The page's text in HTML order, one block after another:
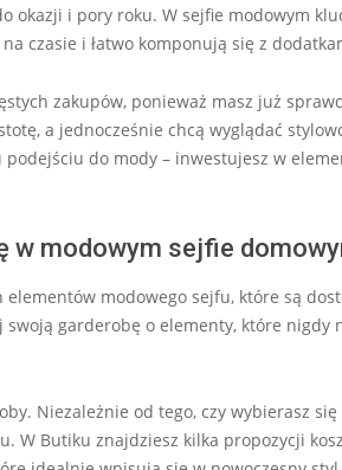
okazji i pory roku. W sejfie modowym
czasie i łatwo komponują się z
zakupów, ponieważ masz już
a jednocześnie chcą wyglądać
do mody – inwestujesz w
w modowym sejfie
modowego sejfu, które są
garderobę o elementy, które nigdy
Niezależnie od tego, czy wybierasz
W Butiku znajdziesz kilka propozycji